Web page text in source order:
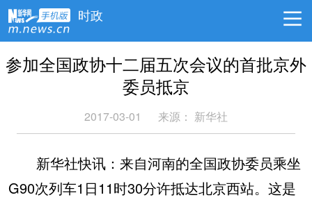
时政
参加全国政协十二届五次会议的首批京外
委员抵京
2017-03-01 来源： 新华社
新华社快讯：来自河南的全国政协委员乘坐
G90次列车1日11时30分许抵达北京西站。这是